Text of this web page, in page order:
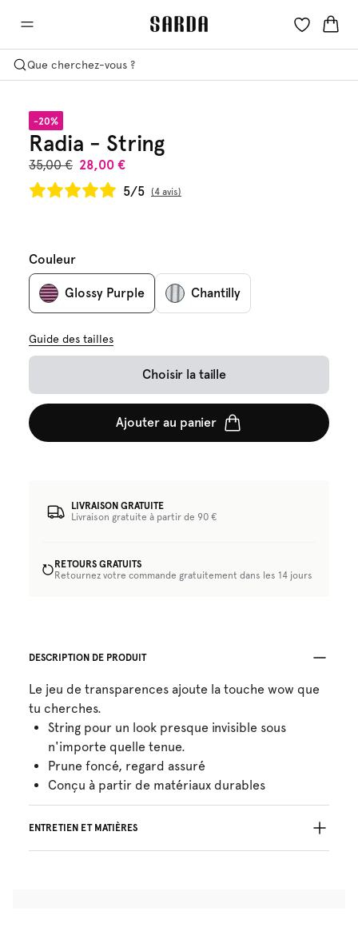
Que cherchez-vous ?
-20%
Radia - String
35,00 € 28,00 €
5/5
4 avis
Couleur
Glossy Purple Chantilly
Guide des tailles
Choisir la taille
Ajouter au panier
LIVRAISON GRATUITE
Livraison gratuite à partir de 90 €
RETOURS GRATUITS
Retournez votre commande gratuitement dans les 14 jours
DESCRIPTION DE PRODUIT
Le jeu de transparences ajoute la touche wow que
tu cherches.
String pour un look presque invisible sous
n'importe quelle tenue.
Prune foncé, regard assuré
Conçu à partir de matériaux durables
ENTRETIEN ET MATIÈRES